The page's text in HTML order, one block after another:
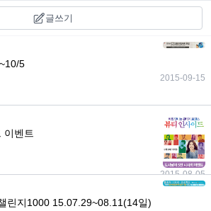
글쓰기
5
2015-09-15
이벤트
2015-08-05
린지1000 15.07.29~08.11(14일)